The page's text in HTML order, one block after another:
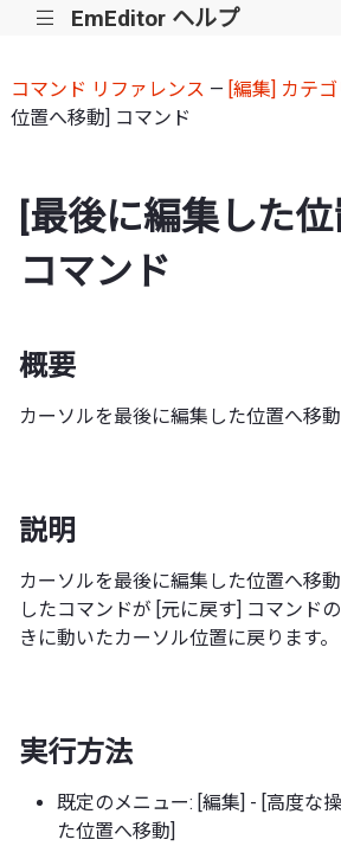
||| EmEditor ヘルプ
コマンド リファレンス — [編集] カテゴ
位置へ移動] コマンド
[最後に編集した
コマンド
概要
カーソルを最後に編集した位置へ移動
説明
カーソルを最後に編集した位置へ移
したコマンドが [元に戻す] コマンド
きに動いたカーソル位置に戻ります。
実行方法
既定のメニュー: [編集] - [高度な
た位置へ移動]